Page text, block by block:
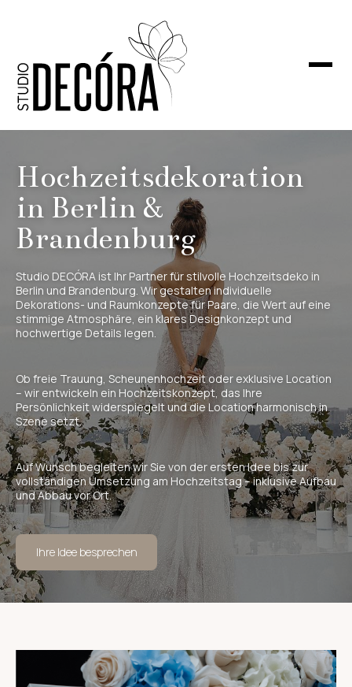
Hochzeitsdekoration
in Berlin &
Brandenburg
Studio DECÓRA ist Ihr Partner für stilvolle Hochzeitsdeko in
Berlin und Brandenburg. Wir gestalten individuelle
Dekorations- und Raumkonzepte für Paare, die Wert auf eine
stimmige Atmosphäre, ein klares Designkonzept und
hochwertige Details legen.
Ob freie Trauung, Scheunenhochzeit oder exklusive Location
– wir entwickeln ein Hochzeitskonzept, das Ihre
Persönlichkeit widerspiegelt und die Location harmonisch in
Szene setzt.
Auf Wunsch begleiten wir Sie von der ersten Idee bis zur
vollständigen Umsetzung am Hochzeitstag – inklusive Aufbau
und Abbau vor Ort.
Ihre Idee besprechen